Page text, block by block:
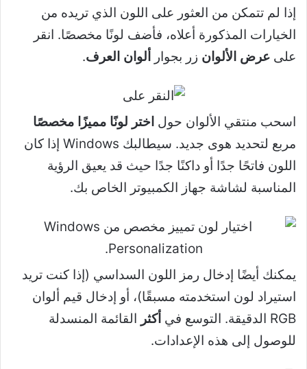
إذا لم تتمكن من العثور على اللون الذي تريده من
الخيارات المذكورة أعلاه، فأضف لونًا مخصصًا. انقر
على عرض الألوان زر بجوار ألوان العرف.
اسحب منتقي الألوان حول اختر لونًا مميزًا مخصصًا
مربع لتحديد هوى جديد. سيطالبك Windows إذا كان
اللون فاتحًا جدًا أو داكنًا جدًا حيث قد يعيق الرؤية
المناسبة لشاشة جهاز الكمبيوتر الخاص بك.
يمكنك أيضًا إدخال رمز اللون السداسي (إذا كنت تريد
استيراد لون استخدمته مسبقًا)، أو إدخال قيم ألوان
RGB الدقيقة. التوسع في
أكثر القائمة المنسدلة
للوصول إلى هذه الإعدادات.